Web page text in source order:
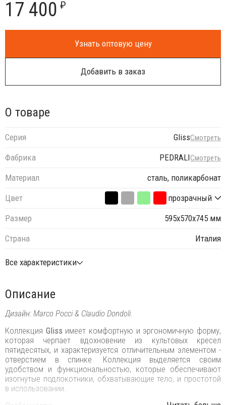
17 400 ₽
Узнать оптовую цену
Добавить в заказ
О товаре
Серия GlissСмотреть
Фабрика PEDRALIСмотреть
Материал
сталь, поликарбонат
Цвет
прозрачный
Размер
595х570х745 мм
Страна
Италия
Все характеристики
Описание
Дизайн: Marco Pocci & Claudio Dondoli.
Коллекция Gliss имеет комфортную и эргономичную форму,
которая черпает вдохновение из культовых кресел
пятидесятых, и характеризуется отличительным элементом -
отверстием в спинке. Коллекция выделяется своим
удобством и функциональностью, которые обеспечивают
изогнутые подлокотники, обхватывающие тело, и простотой
в использовании.